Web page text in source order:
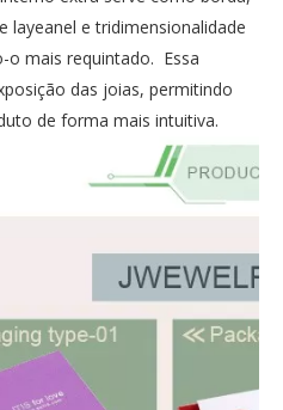
layeanel e tridimensionalidade
o mais requintado. Essa
das joias, permitindo
de forma mais intuitiva.